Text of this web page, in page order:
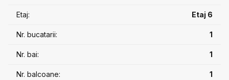
Etaj: Etaj 6
Nr. bucatarii: 1
Nr. bai: 1
Nr. balcoane: 1